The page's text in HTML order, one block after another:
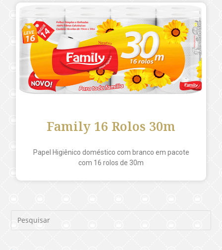
Family 16 Rolos 30m
Papel Higiênico doméstico com branco em pacote
com 16 rolos de 30m